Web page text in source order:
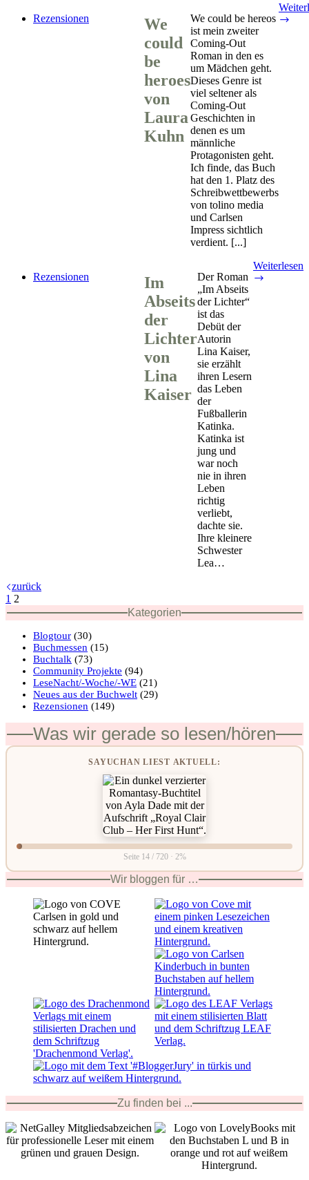
Rezensionen
We
could
be
heroes
von
Laura
Kuhn
We could be hereos
ist mein zweiter
Coming-Out
Roman in den es
um Mädchen geht.
Dieses Genre ist
viel seltener als
Coming-Out
Geschichten in
denen es um
männliche
Protagonisten geht.
Ich finde, das Buch
hat den 1. Platz des
Schreibwettbewerbs
von tolino media
und Carlsen
Impress sichtlich
verdient. [...]
Rezensionen
Im
Abseits
der
Lichter
von
Lina
Kaiser
Der Roman
„Im Abseits
der Lichter“
ist das
Debüt der
Autorin
Lina Kaiser,
sie erzählt
ihren Lesern
das Leben
der
Fußballerin
Katinka.
Katinka ist
jung und
war noch
nie in ihren
Leben
richtig
verliebt,
dachte sie.
Ihre kleinere
Schwester
Lea…
Weiterlesen
zurück
1 2
Kategorien
Blogtour (30)
Buchmessen (15)
Buchtalk (73)
Community Projekte (94)
LeseNacht/-Woche/-WE (21)
Neues aus der Buchwelt (29)
Rezensionen (149)
Was wir gerade so lesen/hören
SAYUCHAN LIEST AKTUELL:
Seite 14 / 720 · 2%
Wir bloggen für …
Zu finden bei ...